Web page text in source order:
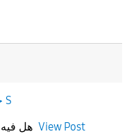
جالاكسى S
هل فيه تطبيقات او مواقع جديده دعمت الدفع View Post